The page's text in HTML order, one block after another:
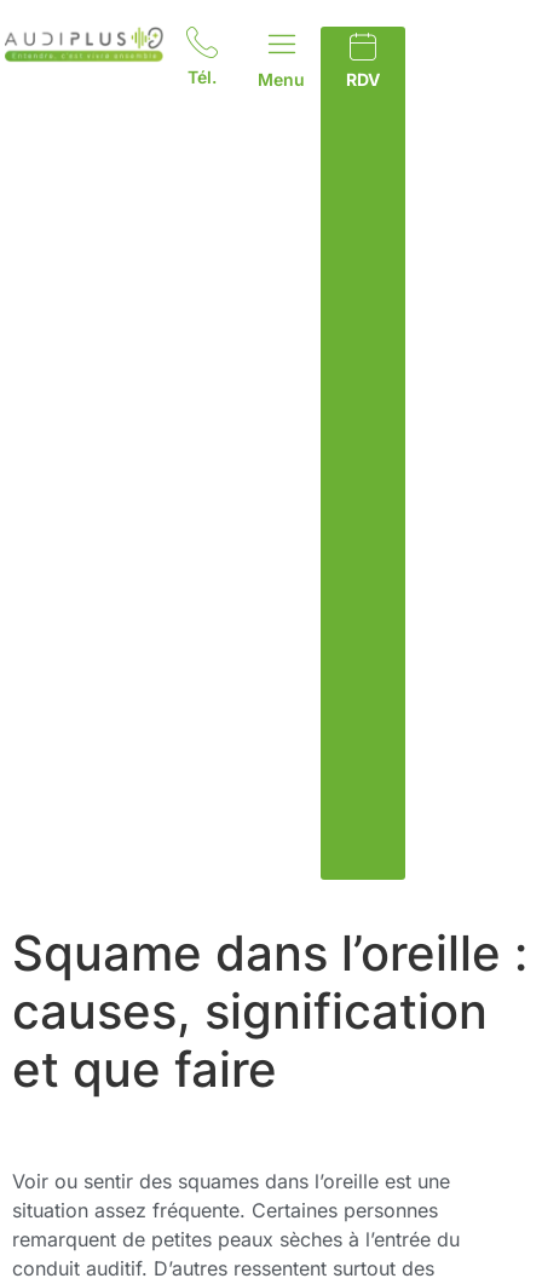
Tél. Menu RDV
Squame dans l’oreille :
causes, signification
et que faire
Voir ou sentir des squames dans l’oreille est une
situation assez fréquente. Certaines personnes
remarquent de petites peaux sèches à l’entrée du
conduit auditif. D’autres ressentent surtout des